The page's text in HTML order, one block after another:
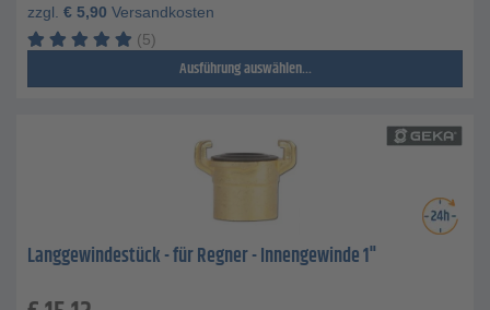
zzgl. € 5,90 Versandkosten
(5)
Ausführung auswählen...
Langgewindestück - für Regner - Innengewinde 1"